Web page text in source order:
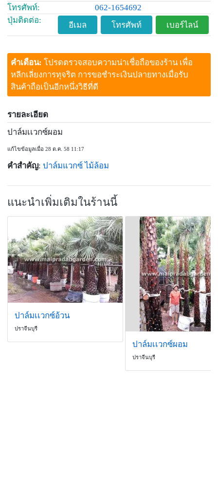
โทรศัพท์:
062-1654692
ปุ่มติดต่อ:
อีเมล โทรศัพท์ เบอร์ไลน์
คำเตือน: โปรดตรวจสอบความน่าเชื่อถือของร้าน เพื่อ
หลีกเลี่ยงการทุจริต การขอชำระเงินปลายทางเมื่อรับ
สินค้าถือเป็นอีกหนึ่งวิธีที่ดี
รายละเอียด
ปาล์มเเวกซ์ผอม
แก้ไขข้อมูลเมื่อ 28 ต.ค. 58 11:17
คำสำคัญ: ปาล์มแวกซ์ ไม้ล้อม
แนะนำเพิ่มเติมในร้านนี้
ปาล์มเเวกซ์อ้วน
ปราจีนบุรี
ปาล์มเเวกซ์ผอม
ปราจีนบุรี